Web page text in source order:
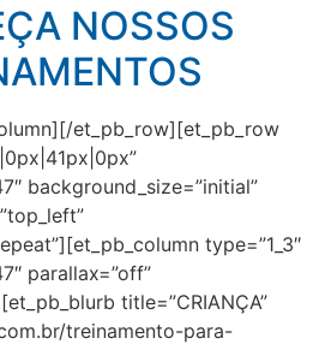
NOSSOS
et_pb_row][et_pb_row
background_size=”initial”
type=”1_3″
parallax=”off”
title=”CRIANÇA”
treinamento-para-